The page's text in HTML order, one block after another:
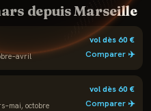
depuisMarseille
vol dès60€
Comparer ✈️
octobre
vol dès60€
Comparer ✈️